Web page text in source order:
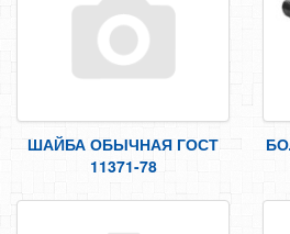
ШАЙБА ОБЫЧНАЯ ГОСТ
11371-78